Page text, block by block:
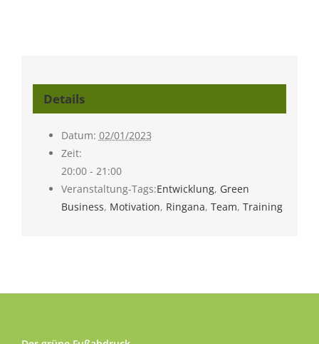
Details
Datum: 02/01/2023
Zeit:
20:00 - 21:00
Veranstaltung-Tags:Entwicklung, Green
Business, Motivation, Ringana, Team, Training